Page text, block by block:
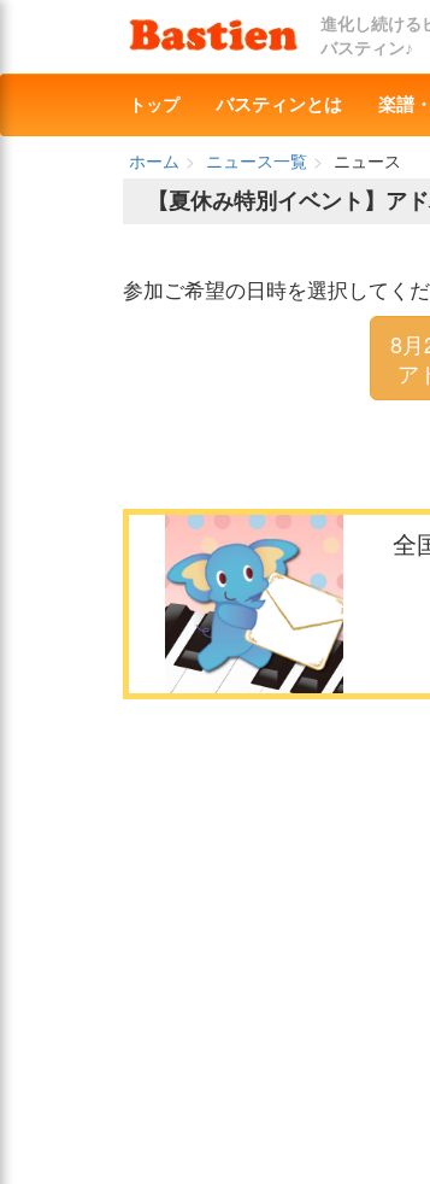
進化し続ける
バスティン♪
トップ バスティンとは 楽譜
ホーム ニュース一覧
ニュース
【夏休み特別イベント】ア
参加ご希望の日時を選択してくだ
8月
ア
全